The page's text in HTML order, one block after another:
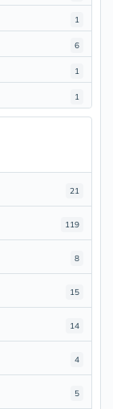
1
6
1
1
21
119
8
15
14
4
5